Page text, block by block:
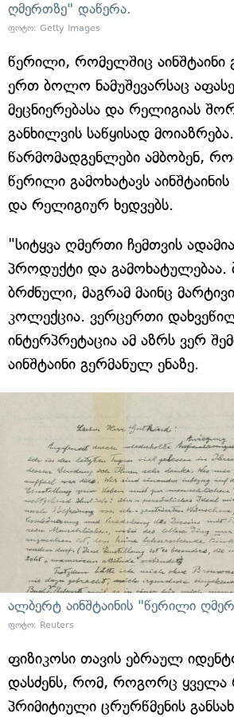
ღმერთზე" დაწერა.
ფოტო: Getty Images
წერილი, რომელშიც აინშტაინი
ერთ ბოლო ნამუშევარსაც
მეცნიერებასა და რელიგიას
განხილვის საწყისად
წარმომადგენლები ამბობენ,
წერილი გამოხატავს
და რელიგიურ ხედვებს.
"სიტყვა ღმერთი ჩემთვის
პროდუქტი და გამოხატულებაა.
ბრძნული, მაგრამ მაინც
კოლექცია. ვერცერთი
ინტერპრეტაცია ამ აზრს ვერ
აინშტაინი გერმანულ ენაზე.
ალბერტ აინშტაინის "წერილი
ფოტო: Reuters
ფიზიკოსი თავის ებრაულ
დასძენს, რომ, როგორც ყველა
პრიმიტიული ცრურწმენის